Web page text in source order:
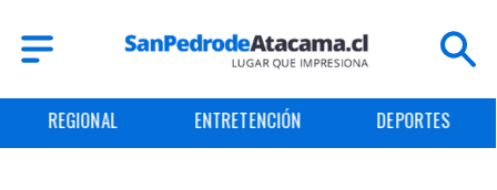
ENTRETENCIÓN DEPORTES CULTURA